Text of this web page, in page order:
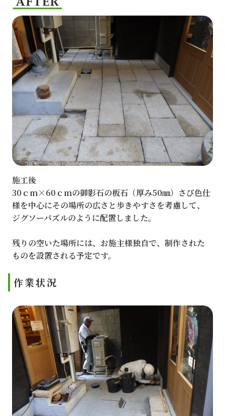
施工後
30ｃｍ×60ｃｍの御影石の板石（厚み50㎜）さび色仕
様を中心にその場所の広さと歩きやすさを考慮して、
ジグソーパズルのように配置しました。
残りの空いた場所には、お施主様独自で、制作された
ものを設置される予定です。
作業状況